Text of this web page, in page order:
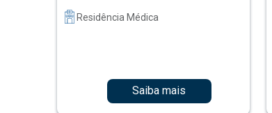
Residência Médica
Saiba mais